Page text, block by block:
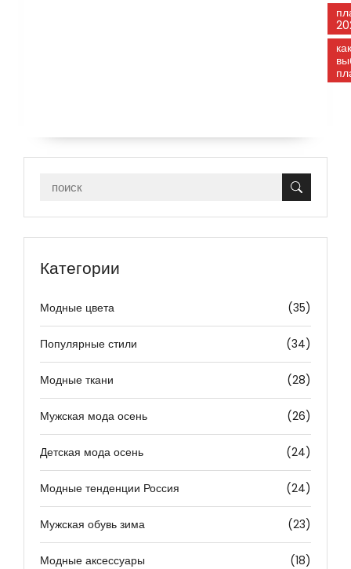
как
Категории
Модные цвета (35)
Популярные стили (34)
Модные ткани (28)
Мужская мода осень (26)
Детская мода осень (24)
Модные тенденции Россия (24)
Мужская обувь зима (23)
Модные аксессуары (18)